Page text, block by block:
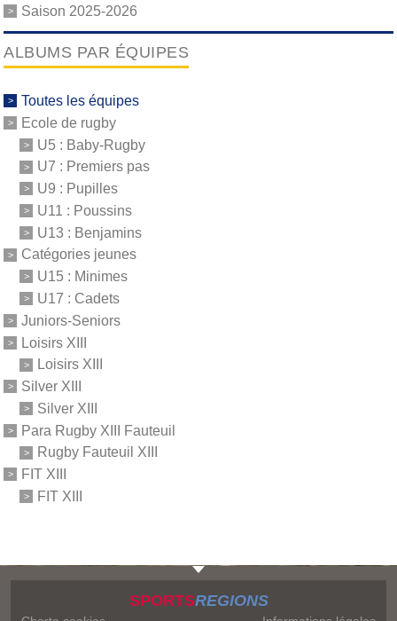
Saison 2025-2026
ALBUMS PAR ÉQUIPES
Toutes les équipes
Ecole de rugby
U5 : Baby-Rugby
U7 : Premiers pas
U9 : Pupilles
U11 : Poussins
U13 : Benjamins
Catégories jeunes
U15 : Minimes
U17 : Cadets
Juniors-Seniors
Loisirs XIII
Loisirs XIII
Silver XIII
Silver XIII
Para Rugby XIII Fauteuil
Rugby Fauteuil XIII
FIT XIII
FIT XIII
SPORTSREGIONS